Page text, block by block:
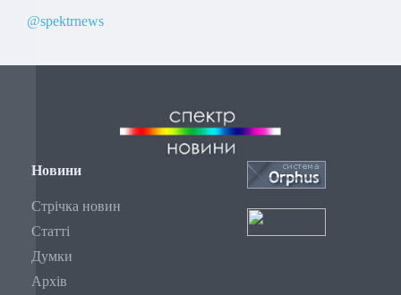
@spektrnews
Новини
Стрічка новин
Статті
Думки
Архів